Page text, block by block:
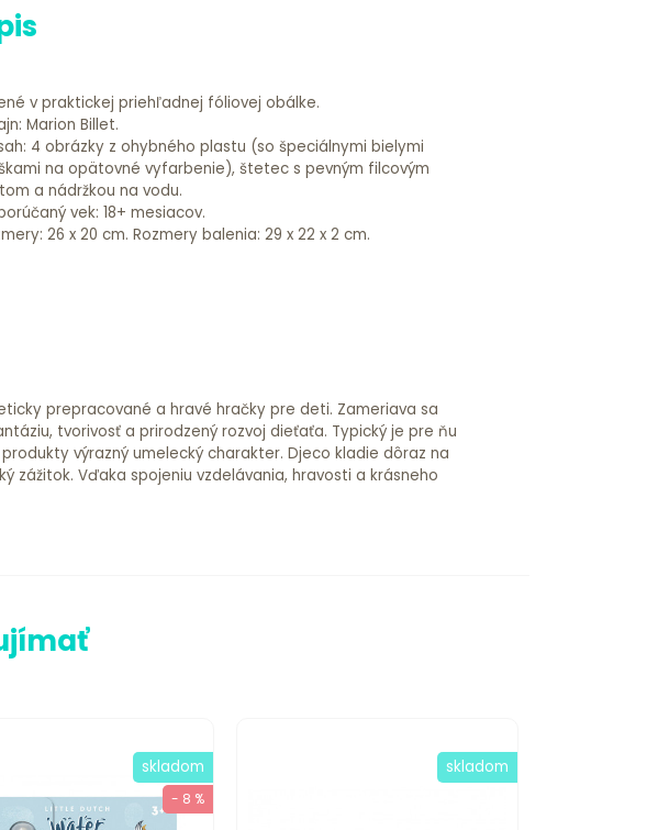
v praktickej priehľadnej fóliovej obálke.
Marion Billet.
4 obrázky z ohybného plastu (so špeciálnymi bielymi
na opätovné vyfarbenie), štetec s pevným filcovým
a nádržkou na vodu.
vek: 18+ mesiacov.
26 x 20 cm. Rozmery balenia: 29 x 22 x 2 cm.
prepracované a hravé hračky pre deti. Zameriava sa
tvorivosť a prirodzený rozvoj dieťaťa. Typický je pre ňu
výrazný umelecký charakter. Djeco kladie dôraz na
Vďaka spojeniu vzdelávania, hravosti a krásneho
skladom
- 8 %
skladom